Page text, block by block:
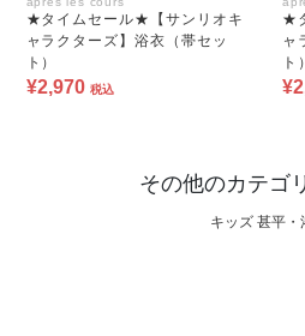
★タイムセール★【サンリオキ
ャラクターズ】浴衣（帯セッ
ト）
¥2,970 税込
★
ャ
ト）
その他のカテゴ
キッズ 甚平・